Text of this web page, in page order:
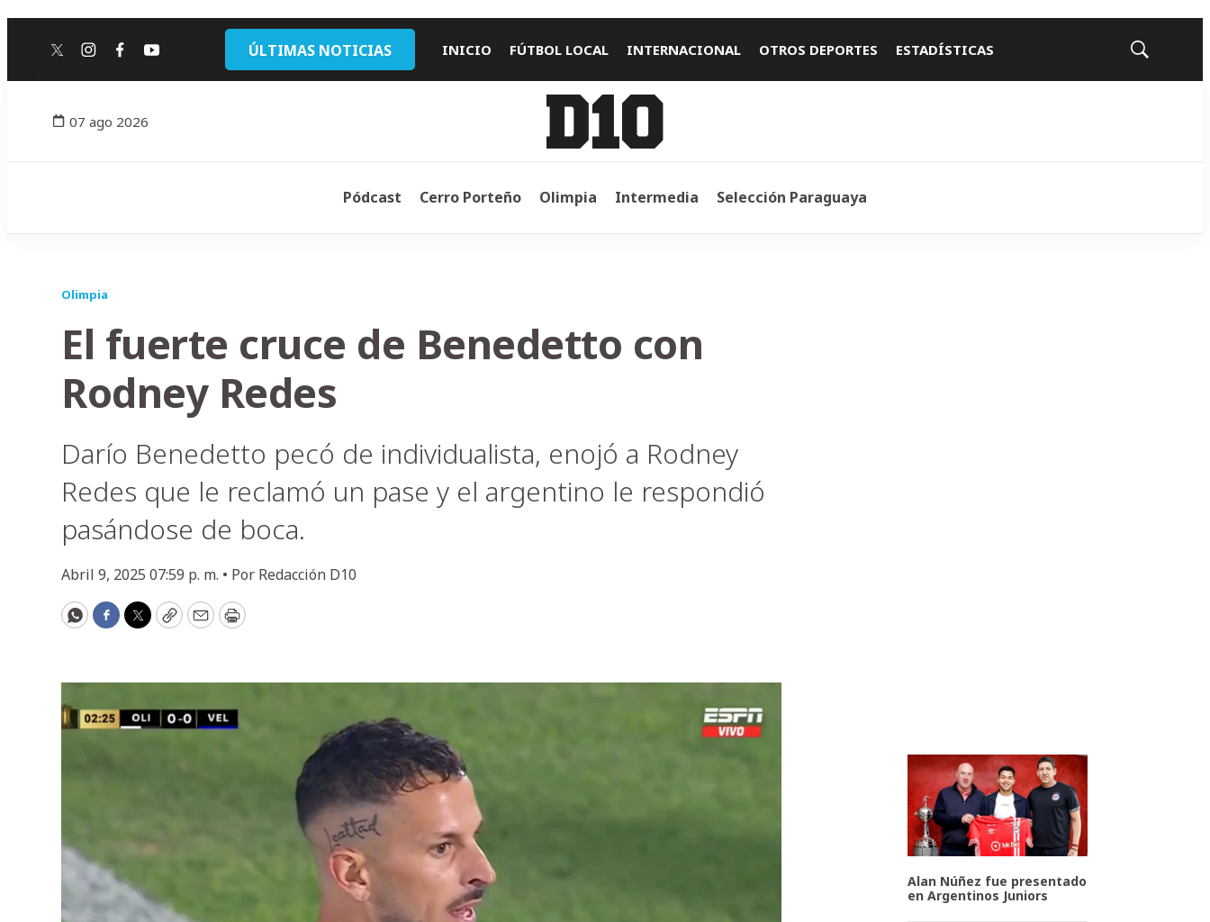
twitterinstagram
facebook
youtube ÚLTIMAS NOTICIAS INICIO FÚTBOL LOCAL INTERNACIONAL OTROS DEPORTES ESTADÍSTICAS
Mostrar
07 ago 2026
Pódcast Cerro Porteño Olimpia Intermedia Selección Paraguaya
Olimpia
El fuerte cruce de Benedetto con
Rodney Redes
Darío Benedetto pecó de individualista, enojó a Rodney
Redes que le reclamó un pase y el argentino le respondió
pasándose de boca.
Abril 9, 2025 07:59 p. m. • Por Redacción D10
WhatsApp
Facebook
Twitter
CopyEmailPrint
Alan Núñez fue presentado
en Argentinos Juniors